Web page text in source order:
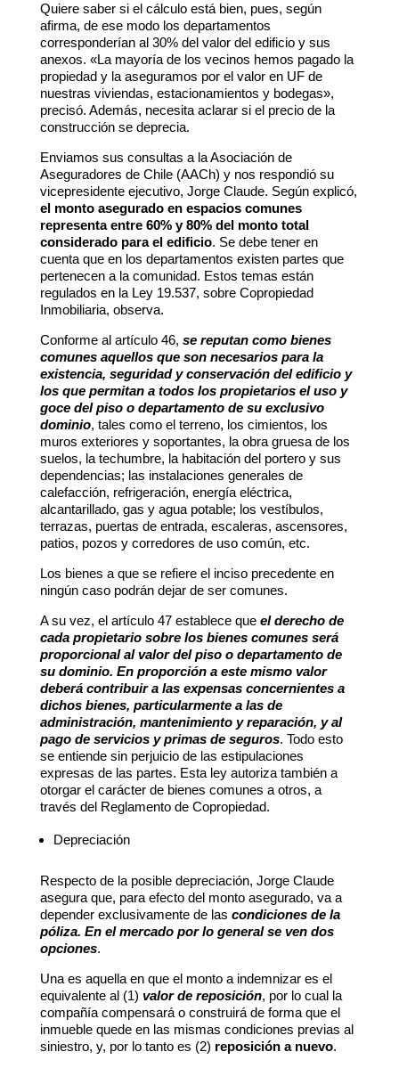
Quiere saber si el cálculo está bien, pues, según
afirma, de ese modo los departamentos
corresponderían al 30% del valor del edificio y sus
anexos. «La mayoría de los vecinos hemos pagado la
propiedad y la aseguramos por el valor en UF de
nuestras viviendas, estacionamientos y bodegas»,
precisó. Además, necesita aclarar si el precio de la
construcción se deprecia.
Enviamos sus consultas a la Asociación de
Aseguradores de Chile (AACh) y nos respondió su
vicepresidente ejecutivo, Jorge Claude. Según explicó,
el monto asegurado en espacios comunes
representa entre 60% y 80% del monto total
considerado para el edificio. Se debe tener en
cuenta que en los departamentos existen partes que
pertenecen a la comunidad. Estos temas están
regulados en la Ley 19.537, sobre Copropiedad
Inmobiliaria, observa.
Conforme al artículo 46, se reputan como bienes
comunes aquellos que son necesarios para la
existencia, seguridad y conservación del edificio y
los que permitan a todos los propietarios el uso y
goce del piso o departamento de su exclusivo
dominio, tales como el terreno, los cimientos, los
muros exteriores y soportantes, la obra gruesa de los
suelos, la techumbre, la habitación del portero y sus
dependencias; las instalaciones generales de
calefacción, refrigeración, energía eléctrica,
alcantarillado, gas y agua potable; los vestíbulos,
terrazas, puertas de entrada, escaleras, ascensores,
patios, pozos y corredores de uso común, etc.
Los bienes a que se refiere el inciso precedente en
ningún caso podrán dejar de ser comunes.
A su vez, el artículo 47 establece queel derecho de
cada propietario sobre los bienes comunes será
proporcional al valor del piso o departamento de
su dominio. En proporción a este mismo valor
deberá contribuir a las expensas concernientes a
dichos bienes, particularmente a las de
administración, mantenimiento y reparación, y al
pago de servicios y primas de seguros. Todo esto
se entiende sin perjuicio de las estipulaciones
expresas de las partes. Esta ley autoriza también a
otorgar el carácter de bienes comunes a otros, a
través del Reglamento de Copropiedad.
Depreciación
Respecto de la posible depreciación, Jorge Claude
asegura que, para efecto del monto asegurado, va a
depender exclusivamente de las condiciones de la
póliza. En el mercado por lo general se ven dos
opciones.
Una es aquella en que el monto a indemnizar es el
equivalente al (1) valor de reposición, por lo cual la
compañía compensará o construirá de forma que el
inmueble quede en las mismas condiciones previas al
siniestro, y, por lo tanto es (2) reposición a nuevo.